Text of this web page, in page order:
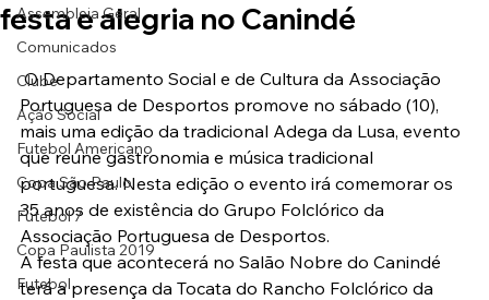
Assembleia Geral
Comunicados
Clube
Ação Social
Futebol Americano
Copa São Paulo
Futebol 7
Copa Paulista 2019
Futebol
festa e alegria no Canindé
O Departamento Social e de Cultura da Associação
Portuguesa de Desportos promove no sábado (10),
mais uma edição da tradicional Adega da Lusa, evento
que reúne gastronomia e música tradicional
portuguesa. Nesta edição o evento irá comemorar os
35 anos de existência do Grupo Folclórico da
Associação Portuguesa de Desportos.
A festa que acontecerá no Salão Nobre do Canindé
terá a presença da Tocata do Rancho Folclórico da